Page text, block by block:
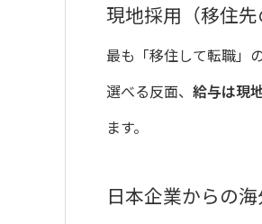
現地採用（移住先
最も「移住して転職」
選べる反面、 給与は現
ます。
日本企業からの